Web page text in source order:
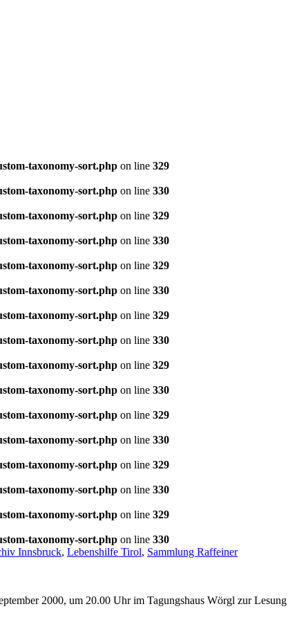
taxonomy-sort.php on line 329
taxonomy-sort.php on line 330
taxonomy-sort.php on line 329
taxonomy-sort.php on line 330
taxonomy-sort.php on line 329
taxonomy-sort.php on line 330
taxonomy-sort.php on line 329
taxonomy-sort.php on line 330
taxonomy-sort.php on line 329
taxonomy-sort.php on line 330
taxonomy-sort.php on line 329
taxonomy-sort.php on line 330
taxonomy-sort.php on line 329
taxonomy-sort.php on line 330
taxonomy-sort.php on line 329
taxonomy-sort.php on line 330
Innsbruck, Lebenshilfe Tirol, Sammlung Raffeiner
2000, um 20.00 Uhr im Tagungshaus Wörgl zur Lesung